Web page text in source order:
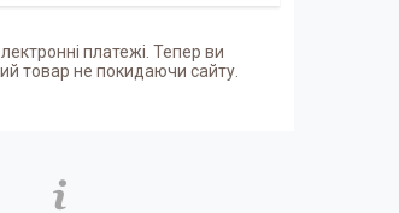
платежі. Тепер ви
товар не покидаючи сайту.